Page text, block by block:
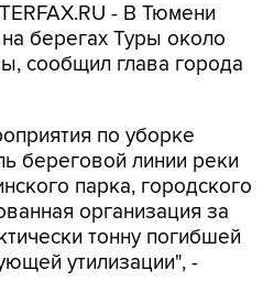
- В Тюмени
берегах Туры около
сообщил глава города
по уборке
береговой линии реки
парка, городского
организация за
тонну погибшей
утилизации", -